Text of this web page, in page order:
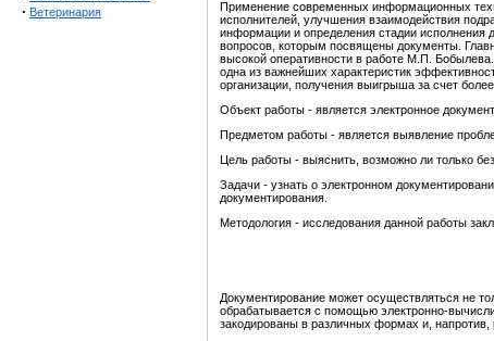
· Ветеринария
Применение современных информационных
исполнителей, улучшения взаимодействия
информации и определения стадии исполнения
вопросов, которым посвящены документы.
высокой оперативности в работе М.П.
одна из важнейших характеристик
организации, получения выигрыша за счет
Объект работы - является электронное
Предметом работы - является выявление
Цель работы - выяснить, возможно ли только
Задачи - узнать о электронном
документирования.
Методология - исследования данной работы
Документирование может осуществляться не
обрабатывается с помощью электронно-
закодированы в различных формах и,